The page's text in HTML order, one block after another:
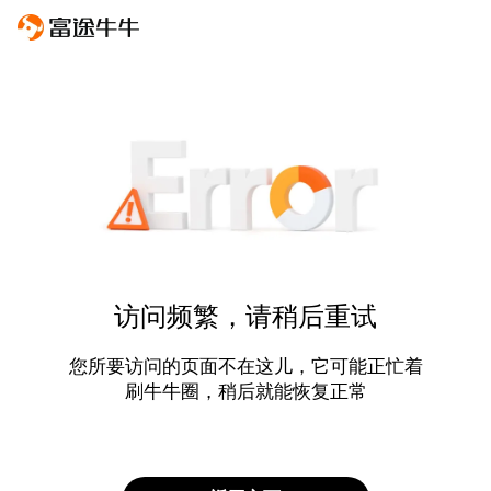
访问频繁，请稍后重试
您所要访问的页面不在这儿，它可能正忙着
刷牛牛圈，稍后就能恢复正常